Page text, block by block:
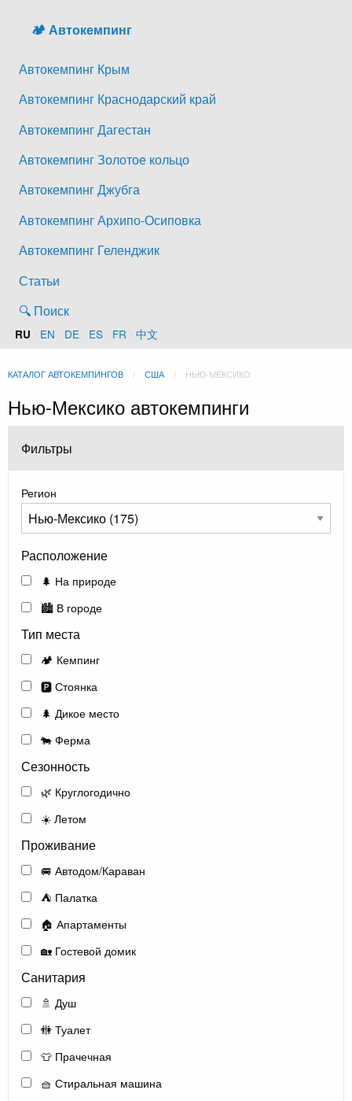
🏕️ Автокемпинг
Автокемпинг Крым
Автокемпинг Краснодарский край
Автокемпинг Дагестан
Автокемпинг Золотое кольцо
Автокемпинг Джубга
Автокемпинг Архипо-Осиповка
Автокемпинг Геленджик
Статьи
🔍 Поиск
RU · EN · DE · ES · FR · 中文
КАТАЛОГ АВТОКЕМПИНГОВ США НЬЮ-МЕКСИКО
Нью-Мексико автокемпинги
Фильтры
Регион
Расположение
🌲 На природе
🏙️ В городе
Тип места
🏕️ Кемпинг
🅿️ Стоянка
🌲 Дикое место
🐄 Ферма
Сезонность
🌿 Круглогодично
☀️ Летом
Проживание
🚐 Автодом/Караван
⛺ Палатка
🏠 Апартаменты
🏡 Гостевой домик
Санитария
🚿 Душ
🚻 Туалет
👕 Прачечная
🧺 Стиральная машина